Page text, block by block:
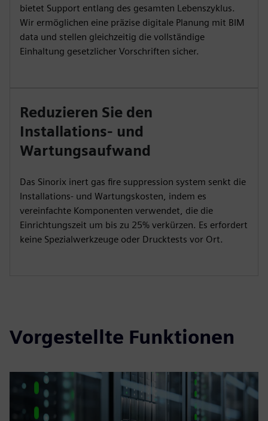
bietet Support entlang des gesamten Lebenszyklus.
Wir ermöglichen eine präzise digitale Planung mit BIM
data und stellen gleichzeitig die vollständige
Einhaltung gesetzlicher Vorschriften sicher.
Reduzieren Sie den
Installations- und
Wartungsaufwand
Das Sinorix inert gas fire suppression system senkt die
Installations- und Wartungskosten, indem es
vereinfachte Komponenten verwendet, die die
Einrichtungszeit um bis zu 25% verkürzen. Es erfordert
keine Spezialwerkzeuge oder Drucktests vor Ort.
Vorgestellte Funktionen